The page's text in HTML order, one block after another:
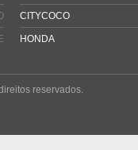
CITYCOCO
HONDA
reservados.